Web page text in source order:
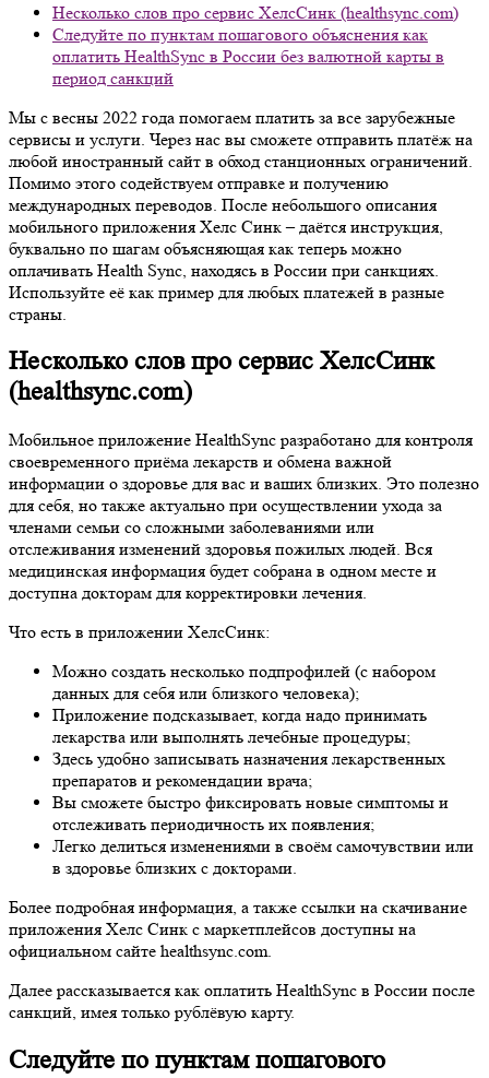
Несколько слов про сервис ХелсСинк (healthsync.com)
Следуйте по пунктам пошагового объяснения как
оплатить HealthSync в России без валютной карты в
период санкций
Мы с весны 2022 года помогаем платить за все зарубежные
сервисы и услуги. Через нас вы сможете отправить платёж на
любой иностранный сайт в обход станционных ограничений.
Помимо этого содействуем отправке и получению
международных переводов. После небольшого описания
мобильного приложения Хелс Синк – даётся инструкция,
буквально по шагам объясняющая как теперь можно
оплачивать Health Sync, находясь в России при санкциях.
Используйте её как пример для любых платежей в разные
страны.
Несколько слов про сервис ХелсСинк
(healthsync.com)
Мобильное приложение HealthSync разработано для контроля
своевременного приёма лекарств и обмена важной
информации о здоровье для вас и ваших близких. Это полезно
для себя, но также актуально при осуществлении ухода за
членами семьи со сложными заболеваниями или
отслеживания изменений здоровья пожилых людей. Вся
медицинская информация будет собрана в одном месте и
доступна докторам для корректировки лечения.
Что есть в приложении ХелсСинк:
Можно создать несколько подпрофилей (с набором
данных для себя или близкого человека);
Приложение подсказывает, когда надо принимать
лекарства или выполнять лечебные процедуры;
Здесь удобно записывать назначения лекарственных
препаратов и рекомендации врача;
Вы сможете быстро фиксировать новые симптомы и
отслеживать периодичность их появления;
Легко делиться изменениями в своём самочувствии или
в здоровье близких с докторами.
Более подробная информация, а также ссылки на скачивание
приложения Хелс Синк с маркетплейсов доступны на
официальном сайте healthsync.com.
Далее рассказывается как оплатить HealthSync в России после
санкций, имея только рублёвую карту.
Следуйте по пунктам пошагового